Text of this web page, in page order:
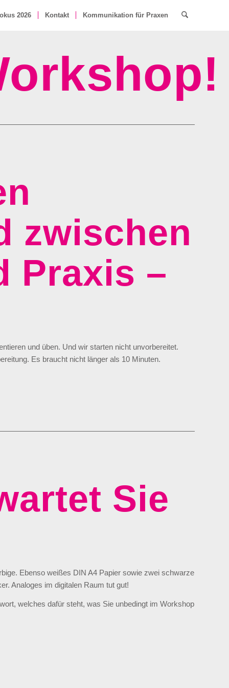
2026 Kontakt Kommunikation für Praxen
zwischen
Praxis –
und üben. Und wir starten nicht unvorbereitet.
Es braucht nicht länger als 10 Minuten.
Sie
Ebenso weißes DIN A4 Papier sowie zwei schwarze
Analoges im digitalen Raum tut gut!
welches dafür steht, was Sie unbedingt im Workshop